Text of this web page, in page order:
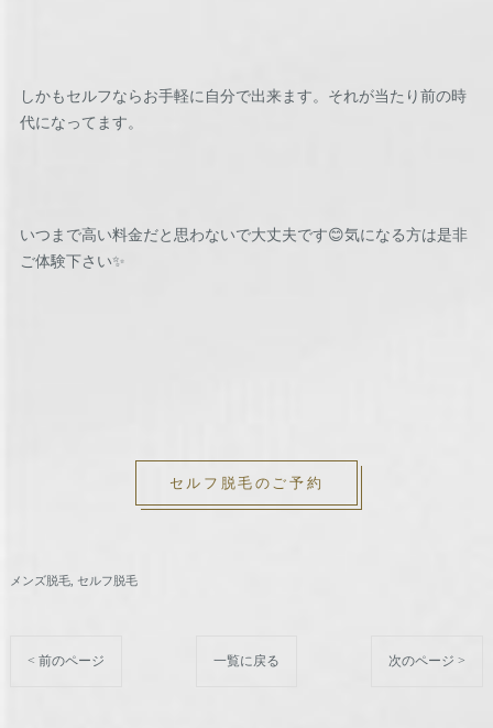
しかもセルフならお手軽に自分で出来ます。それが当たり前の時
代になってます。
いつまで高い料金だと思わないで大丈夫です😊気になる方は是非
ご体験下さい✨
セルフ脱毛のご予約
メンズ脱毛 セルフ脱毛
< 前のページ 一覧に戻る 次のページ >